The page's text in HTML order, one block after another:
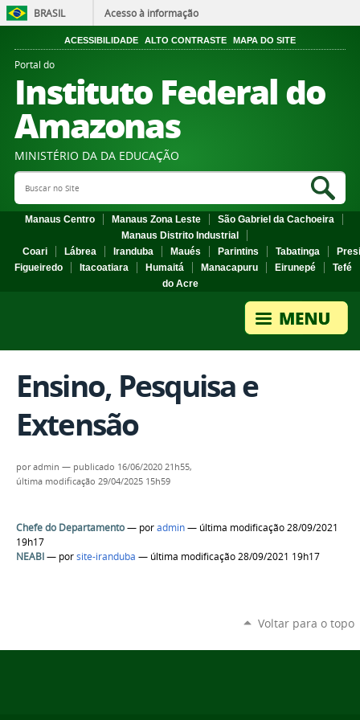
BRASIL Acesso à informação
ACESSIBILIDADE ALTO CONTRASTE MAPA DO SITE
Portal do
Instituto Federal do
Amazonas
MINISTÉRIO DA DA EDUCAÇÃO
Search Site
Manaus Centro Manaus Zona Leste
São Gabriel da Cachoeira
Manaus Distrito Industrial
Coari
Lábrea Iranduba Maués Parintins Tabatinga
Figueiredo
Itacoatiara Humaitá Manacapuru Eirunepé
Tefé
do Acre
Ensino, Pesquisa e
Extensão
poradmin — publicado 16/06/2020 21h55,
última modificação 29/04/2025 15h59
Chefe do Departamento— poradmin— última modificação 28/09/2021
19h17
NEABI— porsite-iranduba — última modificação 28/09/2021 19h17
Voltar para o topo